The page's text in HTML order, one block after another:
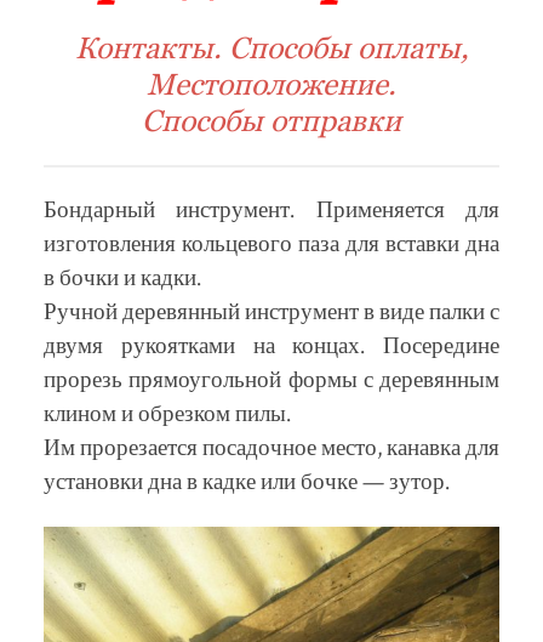
Контакты. Способы оплаты,
Местоположение.
Способы отправки
Бондарный инструмент. Применяется для
изготовления кольцевого паза для вставки дна
в бочки и кадки.
Ручной деревянный инструмент в виде палки с
двумя рукоятками на концах. Посередине
прорезь прямоугольной формы с деревянным
клином и обрезком пилы.
Им прорезается посадочное место, канавка для
установки дна в кадке или бочке — зутор.